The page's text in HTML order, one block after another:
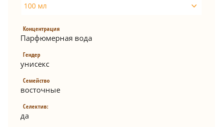
100 мл
Концентрация
Парфюмерная вода
Гендер
унисекс
Семейство
восточные
Селектив:
да